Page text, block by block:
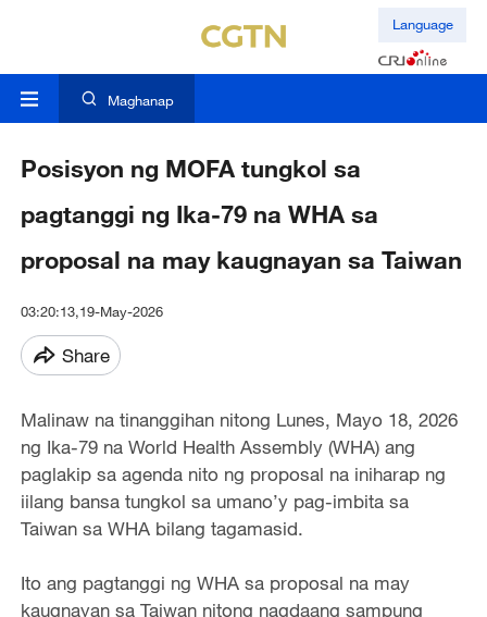
Language
Maghanap
Posisyon ng MOFA tungkol sa
pagtanggi ng Ika-79 na WHA sa
proposal na may kaugnayan sa Taiwan
03:20:13,19-May-2026
Share
Malinaw na tinanggihan nitong Lunes, Mayo 18, 2026
ng Ika-79 na World Health Assembly (WHA) ang
paglakip sa agenda nito ng proposal na iniharap ng
iilang bansa tungkol sa umano’y pag-imbita sa
Taiwan sa WHA bilang tagamasid.
Ito ang pagtanggi ng WHA sa proposal na may
kaugnayan sa Taiwan nitong nagdaang sampung